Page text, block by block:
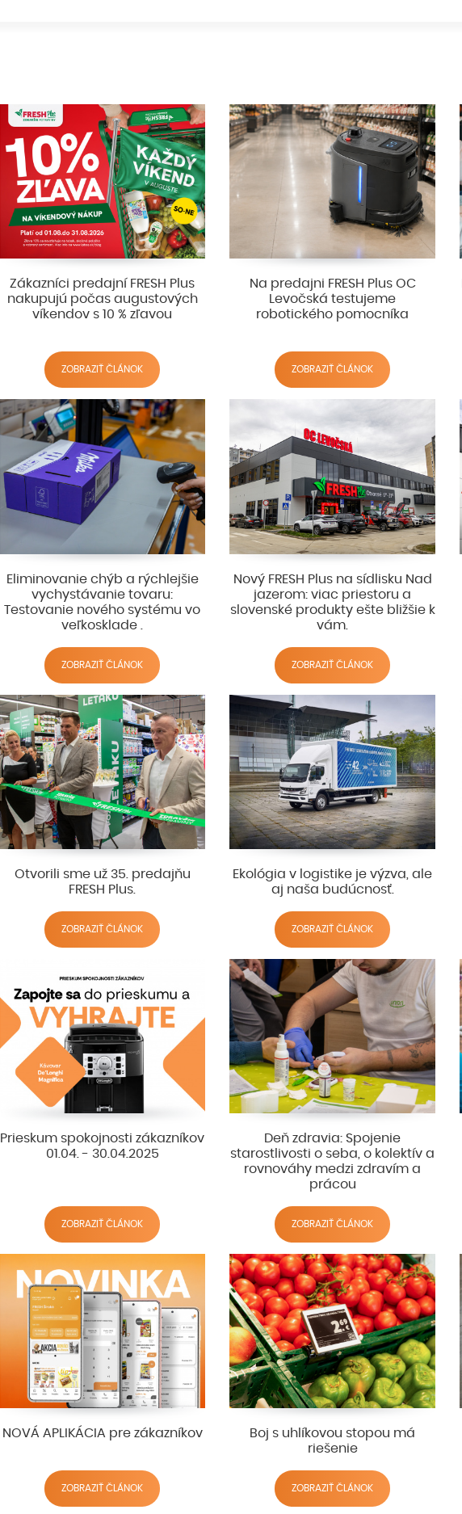
Zákazníci predajní FRESH Plus
nakupujú počas augustových
víkendov s 10 % zľavou
ZOBRAZIŤ ČLÁNOK
Na predajni FRESH Plus OC
Levočská testujeme
robotického pomocníka
ZOBRAZIŤ ČLÁNOK
Eliminovanie chýb a rýchlejšie
vychystávanie tovaru:
Testovanie nového systému vo
veľkosklade .
ZOBRAZIŤ ČLÁNOK
Nový FRESH Plus na sídlisku Nad
jazerom: viac priestoru a
slovenské produkty ešte bližšie k
vám.
ZOBRAZIŤ ČLÁNOK
Otvorili sme už 35. predajňu
FRESH Plus.
ZOBRAZIŤ ČLÁNOK
Ekológia v logistike je výzva, ale
aj naša budúcnosť.
ZOBRAZIŤ ČLÁNOK
Prieskum spokojnosti zákazníkov
01.04. - 30.04.2025
ZOBRAZIŤ ČLÁNOK
Deň zdravia: Spojenie
starostlivosti o seba, o kolektív a
rovnováhy medzi zdravím a
prácou
ZOBRAZIŤ ČLÁNOK
NOVÁ APLIKÁCIA pre zákazníkov
ZOBRAZIŤ ČLÁNOK
Boj s uhlíkovou stopou má
riešenie
ZOBRAZIŤ ČLÁNOK